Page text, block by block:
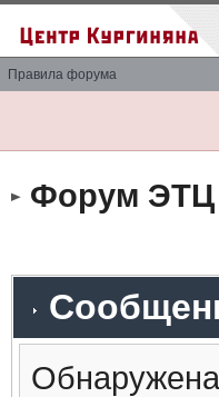
Правила форума
Форум ЭТЦ